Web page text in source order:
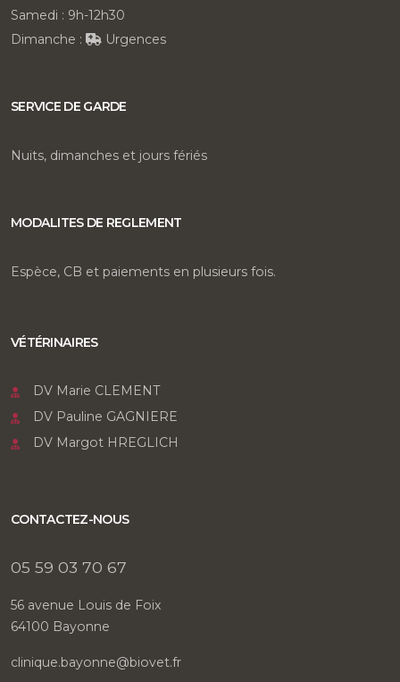
Samedi : 9h-12h30
Dimanche :
Urgences
SERVICE DE GARDE
Nuits, dimanches et jours fériés
MODALITES DE REGLEMENT
Espèce, CB et paiements en plusieurs fois.
VÉTÉRINAIRES
DV Marie CLEMENT
DV Pauline GAGNIERE
DV Margot HREGLICH
CONTACTEZ-NOUS
05 59 03 70 67
56 avenue Louis de Foix
64100 Bayonne
clinique.bayonne@biovet.fr